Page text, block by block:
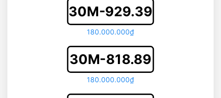
30M-929.39
180.000.000₫
30M-818.89
180.000.000₫